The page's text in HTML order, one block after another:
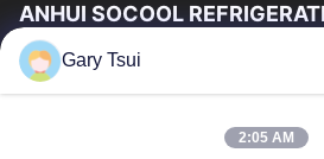
ANHUI SOCOOL
빠른 링크
우리에
Gary Tsui
2:05 AM